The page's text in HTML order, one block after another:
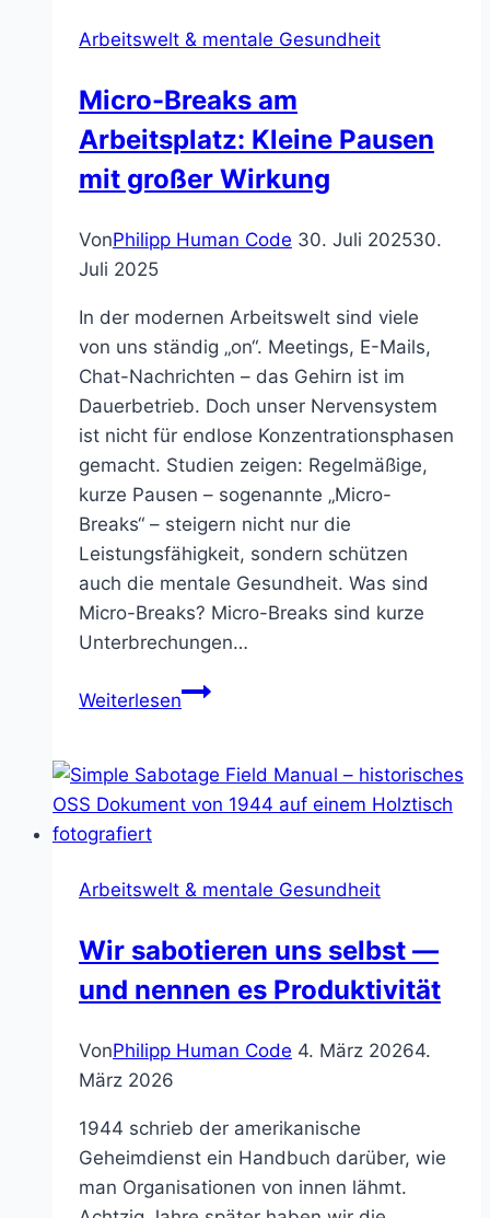
Arbeitswelt & mentale Gesundheit
Micro-Breaks am
Arbeitsplatz: Kleine Pausen
mit großer Wirkung
VonPhilipp Human Code 30. Juli 202530.
Juli 2025
In der modernen Arbeitswelt sind viele
von uns ständig „on“. Meetings, E-Mails,
Chat-Nachrichten – das Gehirn ist im
Dauerbetrieb. Doch unser Nervensystem
ist nicht für endlose Konzentrationsphasen
gemacht. Studien zeigen: Regelmäßige,
kurze Pausen – sogenannte „Micro-
Breaks“ – steigern nicht nur die
Leistungsfähigkeit, sondern schützen
auch die mentale Gesundheit. Was sind
Micro-Breaks? Micro-Breaks sind kurze
Unterbrechungen…
WeiterlesenMicro-
Arbeitsplatz:
Kleine
großer
Arbeitswelt & mentale Gesundheit
Wir sabotieren uns selbst —
und nennen es Produktivität
VonPhilipp Human Code 4. März 20264.
März 2026
1944 schrieb der amerikanische
Geheimdienst ein Handbuch darüber, wie
man Organisationen von innen lähmt.